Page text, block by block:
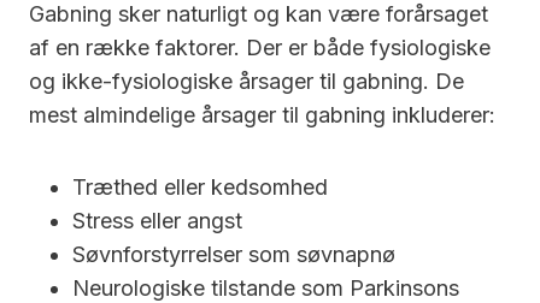
Gabning sker naturligt og kan være forårsaget
af en række faktorer. Der er både fysiologiske
og ikke-fysiologiske årsager til gabning. De
mest almindelige årsager til gabning inkluderer:
Træthed eller kedsomhed
Stress eller angst
Søvnforstyrrelser som søvnapnø
Neurologiske tilstande som Parkinsons